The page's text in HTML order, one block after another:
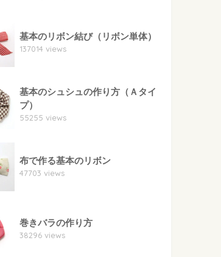
基本のリボン結び（リボン単体）
137014 views
基本のシュシュの作り方（Ａタイ
プ）
55255 views
布で作る基本のリボン
47703 views
巻きバラの作り方
38296 views